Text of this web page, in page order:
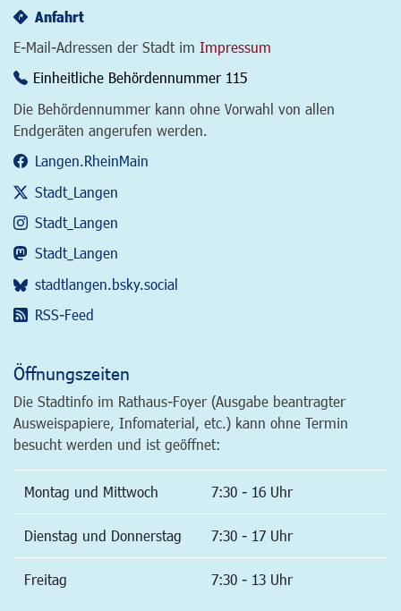
Anfahrt
E-Mail-Adressen der Stadt im Impressum
Einheitliche Behördennummer 115
Die Behördennummer kann ohne Vorwahl von allen
Endgeräten angerufen werden.
Langen.RheinMain
Stadt_Langen
Stadt_Langen
Stadt_Langen
stadtlangen.bsky.social
RSS-Feed
Öffnungszeiten
Die Stadtinfo im Rathaus-Foyer (Ausgabe beantragter
Ausweispapiere, Infomaterial, etc.) kann ohne Termin
besucht werden und ist geöffnet:
Montag und Mittwoch 7:30 - 16 Uhr
Dienstag und Donnerstag 7:30 - 17 Uhr
Freitag 7:30 - 13 Uhr